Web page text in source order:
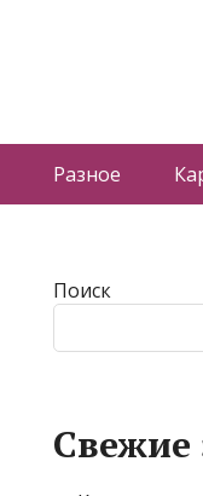
Разное
Поиск
Свежие